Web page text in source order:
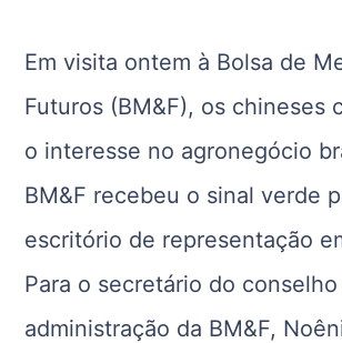
Em visita ontem à Bolsa de
Futuros (BM&F), os chineses
o interesse no agronegócio
BM&F recebeu o sinal verde
escritório de representação
Para o secretário do
administração da BM&F,